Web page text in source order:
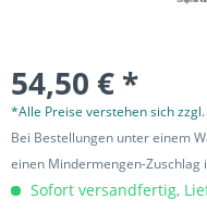
54,50 € *
*Alle Preise verstehen sich
Bei Bestellungen unter einem
einen Mindermengen-Zuschlag
Sofort versandfertig,